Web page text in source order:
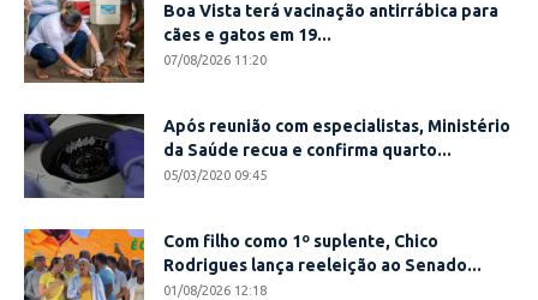
Boa Vista terá vacinação antirrábica para
cães e gatos em 19...
07/08/2026 11:20
Após reunião com especialistas, Ministério
da Saúde recua e confirma quarto...
05/03/2020 09:45
Com filho como 1º suplente, Chico
Rodrigues lança reeleição ao Senado...
01/08/2026 12:18